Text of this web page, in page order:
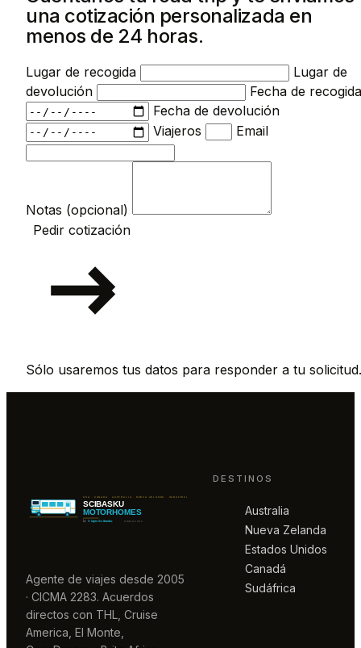
una cotización personalizada en
menos de 24 horas.
Lugar de recogida
Lugar de
devolución
Fecha de recogida
Fecha de devolución
Viajeros
Email
Notas (opcional)
Pedir cotización
Sólo usaremos tus datos para responder a tu solicitud.
Agente de viajes desde 2005
· CICMA 2283. Acuerdos
directos con THL, Cruise
America, El Monte,
DESTINOS
Australia
Nueva Zelanda
Estados Unidos
Canadá
Sudáfrica